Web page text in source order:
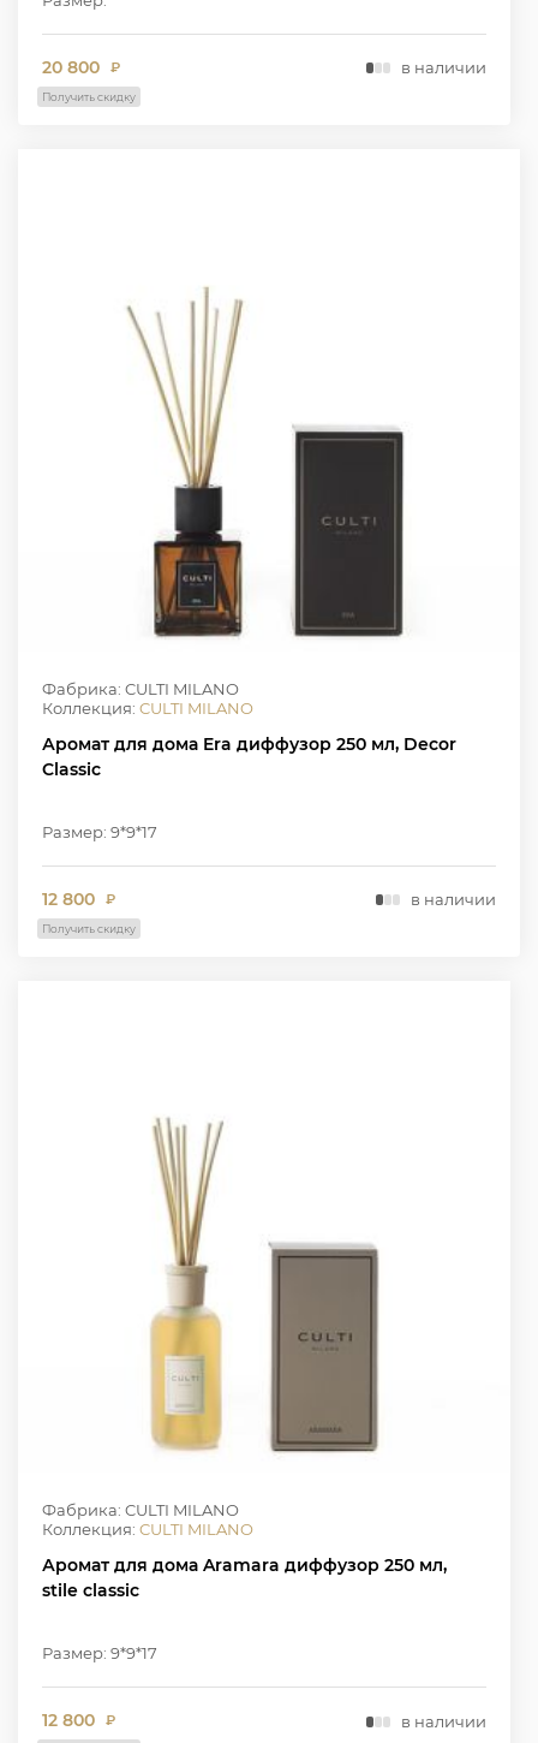
20 800 ₽ в наличии
Получить скидку
Фабрика: CULTI MILANO
Коллекция: CULTI MILANO
Аромат для дома Era диффузор 250 мл, Decor
Classic
Размер: 9*9*17
12 800 ₽ в наличии
Получить скидку
Фабрика: CULTI MILANO
Коллекция: CULTI MILANO
Аромат для дома Aramara диффузор 250 мл,
stile classic
Размер: 9*9*17
12 800 ₽ в наличии